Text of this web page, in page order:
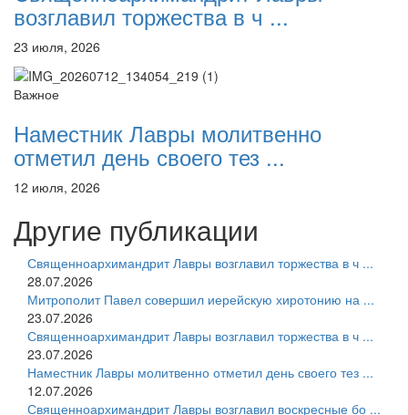
возглавил торжества в ч ...
23 июля, 2026
Важное
Наместник Лавры молитвенно
отметил день своего тез ...
12 июля, 2026
Другие публикации
Священноархимандрит Лавры возглавил торжества в ч ...
28.07.2026
Митрополит Павел совершил иерейскую хиротонию на ...
23.07.2026
Священноархимандрит Лавры возглавил торжества в ч ...
23.07.2026
Наместник Лавры молитвенно отметил день своего тез ...
12.07.2026
Священноархимандрит Лавры возглавил воскресные бо ...